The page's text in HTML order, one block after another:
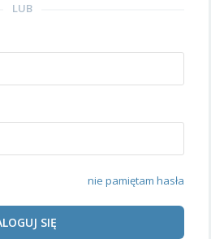
LUB
nie pamiętam hasła
SIĘ